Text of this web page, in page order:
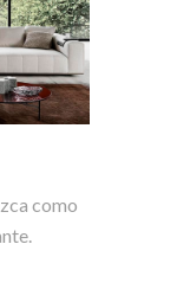
como